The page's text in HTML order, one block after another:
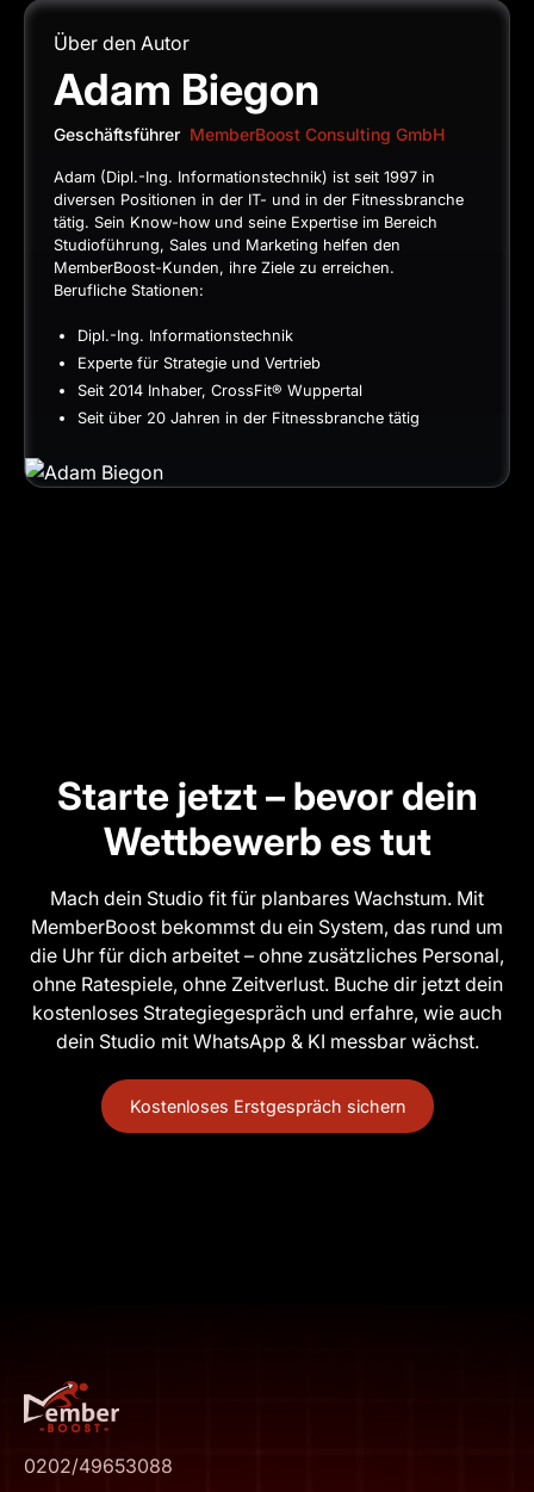
Über den Autor
Adam Biegon
Geschäftsführer MemberBoost Consulting GmbH
Adam (Dipl.-Ing. Informationstechnik) ist seit 1997 in
diversen Positionen in der IT- und in der Fitnessbranche
tätig. Sein Know-how und seine Expertise im Bereich
Studioführung, Sales und Marketing helfen den
MemberBoost-Kunden, ihre Ziele zu erreichen.
Berufliche Stationen:
Dipl.-Ing. Informationstechnik
Experte für Strategie und Vertrieb
Seit 2014 Inhaber, CrossFit® Wuppertal
Seit über 20 Jahren in der Fitnessbranche tätig
Starte jetzt – bevor dein
Wettbewerb es tut
Mach dein Studio fit für planbares Wachstum. Mit
MemberBoost bekommst du ein System, das rund um
die Uhr für dich arbeitet – ohne zusätzliches Personal,
ohne Ratespiele, ohne Zeitverlust. Buche dir jetzt dein
kostenloses Strategiegespräch und erfahre, wie auch
dein Studio mit WhatsApp & KI messbar wächst.
Kostenloses Erstgespräch sichern
0202/49653088